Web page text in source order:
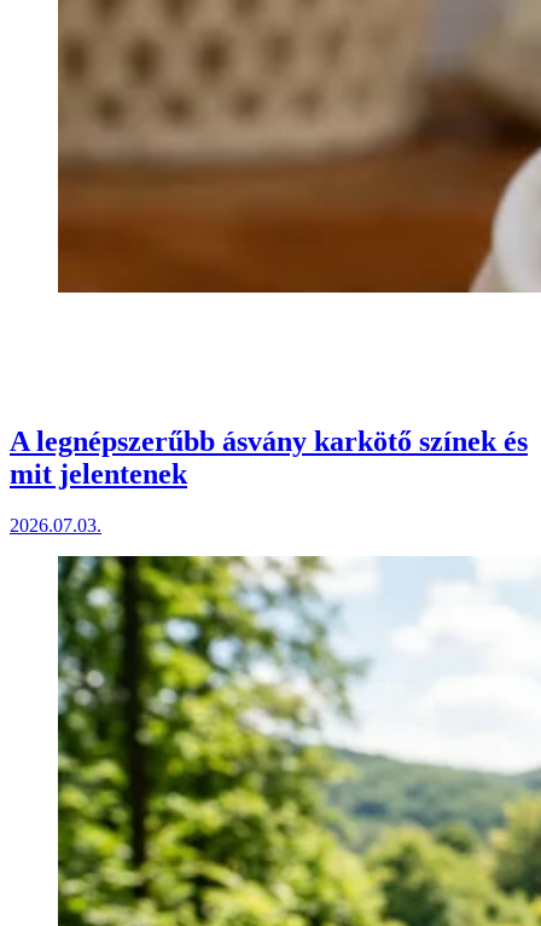
A legnépszerűbb ásvány karkötő színek és
mit jelentenek
2026.07.03.